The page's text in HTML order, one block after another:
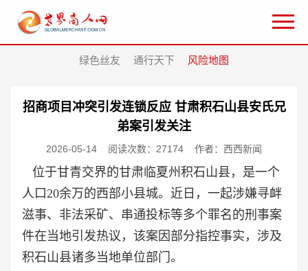
绿色丝友 通行天下 风险地图
招商项目冲突引发连锁反应 甘肃积石山县安氏兄
弟案引发关注
2026-05-14 阅读次数：27174 作者：西西新闻
位于甘青交界的甘肃临夏州积石山县，是一个
人口20余万的西部小县城。近日，一起涉嫌寻衅
滋事、非法采矿、串通投标等多个罪名的刑事案
件在当地引发热议，该案因部分指控事实，涉及
积石山县诸多当地单位部门。